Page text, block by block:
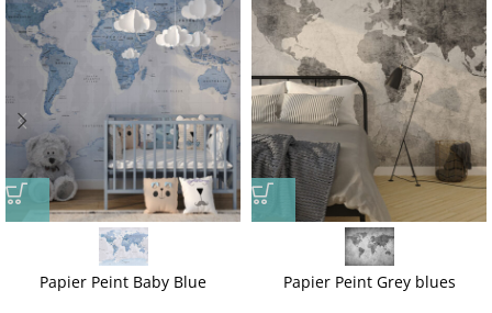
Papier Peint Baby Blue Papier Peint Grey blues